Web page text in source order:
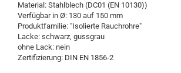
Material: Stahlblech (DC01 (EN 10130))
Verfügbar in Ø: 130 auf 150 mm
Produktfamilie: "Isolierte Rauchrohre"
Lacke: schwarz, gussgrau
ohne Lack: nein
Zertifizierung: DIN EN 1856-2